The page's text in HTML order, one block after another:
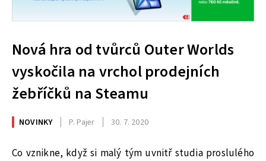
Nová hra od tvůrců Outer Worlds
vyskočila na vrchol prodejních
žebříčků na Steamu
NOVINKY P. Pajer 30. 7. 2020
Co vznikne, když si malý tým uvnitř studia proslulého